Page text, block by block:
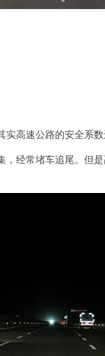
实高速公路的安全系
经常堵车追尾。但